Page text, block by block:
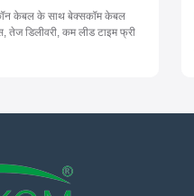
केबल के साथ बेक्सकॉम केबल
तेज डिलीवरी, कम लीड टाइम फ्री